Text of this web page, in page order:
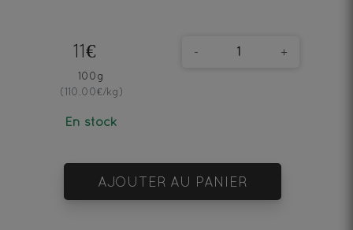
11€
100g
(110.00€/kg)
En stock
- +
AJOUTER AU PANIER